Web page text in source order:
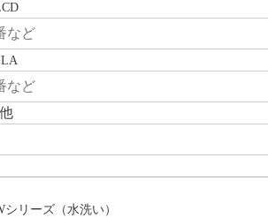
シリーズ（水洗い）